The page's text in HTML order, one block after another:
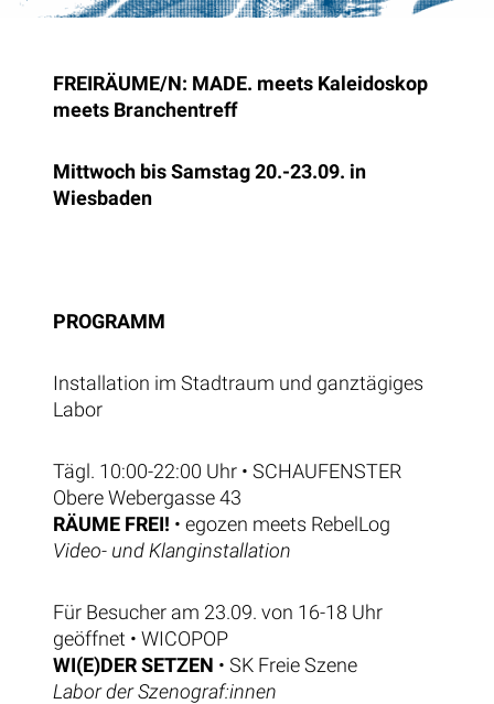
FREIRÄUME/N: MADE. meets Kaleidoskop
meets Branchentreff
Mittwoch bis Samstag 20.-23.09. in
Wiesbaden
PROGRAMM
Installation im Stadtraum und ganztägiges
Labor
Tägl. 10:00-22:00 Uhr • SCHAUFENSTER
Obere Webergasse 43
RÄUME FREI! • egozen meets RebelLog
Video- und Klanginstallation
Für Besucher am 23.09. von 16-18 Uhr
geöffnet • WICOPOP
WI(E)DER SETZEN • SK Freie Szene
Labor der Szenograf:innen